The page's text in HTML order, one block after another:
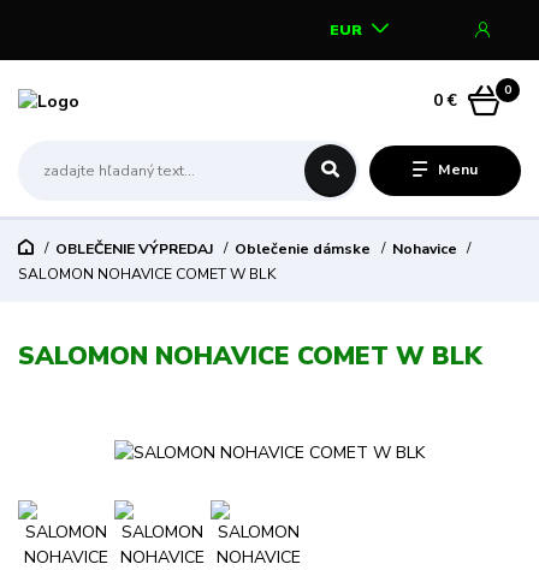
Menu
EUR
0
0 €
OBLEČENIE VÝPREDAJ Oblečenie dámske
Nohavice
SALOMON NOHAVICE COMET W BLK
SALOMON NOHAVICE COMET W BLK